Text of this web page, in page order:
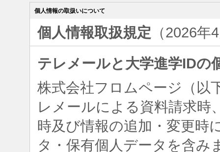
個人情報の取扱いについて
個人情報取扱規定 （2026
テレメールと大学進学IDの
株式会社フロムページ（以
レメールによる資料請求時
時及び情報の追加・変更時
タ・保有個人データを含み